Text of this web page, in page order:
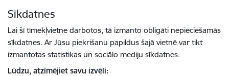
Sīkdatnes
Lai šī tīmekļvietne darbotos, tā izmanto obligāti nepieciešamās
sīkdatnes. Ar Jūsu piekrišanu papildus šajā vietnē var tikt
izmantotas statistikas un sociālo mediju sīkdatnes.
Lūdzu, atzīmējiet savu izvēli: